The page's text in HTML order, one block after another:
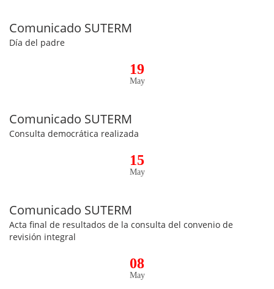
Comunicado SUTERM
Día del padre
19
May
Comunicado SUTERM
Consulta democrática realizada
15
May
Comunicado SUTERM
Acta final de resultados de la consulta del convenio de
revisión integral
08
May